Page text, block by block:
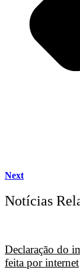
Next
Notícias
Declaração do
feita por internet